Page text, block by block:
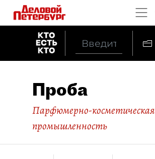
Проба
Парфюмерно-косметическая
промышленность